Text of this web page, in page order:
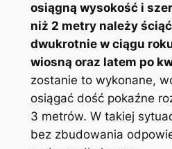
osiągną wysokość i
niż 2 metry należy
dwukrotnie w ciągu
wiosną oraz latem po
zostanie to wykonane,
osiągać dość pokaźne
3 metrów. W takiej
bez zbudowania